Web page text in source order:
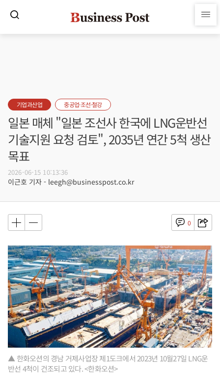
기업과산업 중공업·조선·철강
일본 매체 "일본 조선사 한국에 LNG운반선
기술지원 요청 검토", 2035년 연간 5척 생산
목표
2026-06-15 10:13:36
이근호 기자 - leegh@businesspost.co.kr
0
▲ 한화오션의 경남 거제사업장 제1도크에서 2023년 10월27일 LNG운
반선 4척이 건조되고 있다. <한화오션>